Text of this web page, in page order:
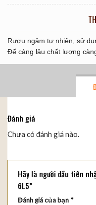
Rượu ngâm tự nhiên, sử
Để càng lâu chất lượng
Đánh giá
Chưa có đánh giá nào.
Hãy là người đầu tiên
6L5”
Đánh giá của bạn *